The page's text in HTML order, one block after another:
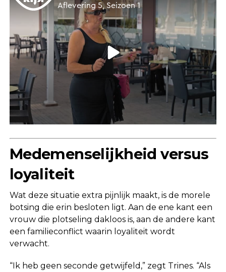
Medemenselijkheid versus
loyaliteit
Wat deze situatie extra pijnlijk maakt, is de morele
botsing die erin besloten ligt. Aan de ene kant een
vrouw die plotseling dakloos is, aan de andere kant
een familieconflict waarin loyaliteit wordt
verwacht.
“Ik heb geen seconde getwijfeld,” zegt Trines. “Als